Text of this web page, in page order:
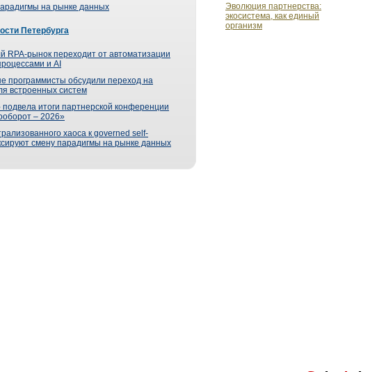
Эволюция партнерства:
экосистема, как единый
организм
на рынке данных
Петербурга
RPA-рынок переходит от автоматизации
и AI
программисты обсудили переход на
встроенных систем
итоги партнерской конференции
– 2026»
хаоса к governed self-
смену парадигмы на рынке данных